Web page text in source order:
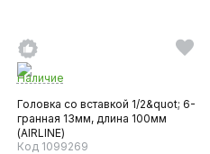
Наличие
Головка со вставкой 1/2&quot; 6-
гранная 13мм, длина 100мм
(AIRLINE)
Код 1099269